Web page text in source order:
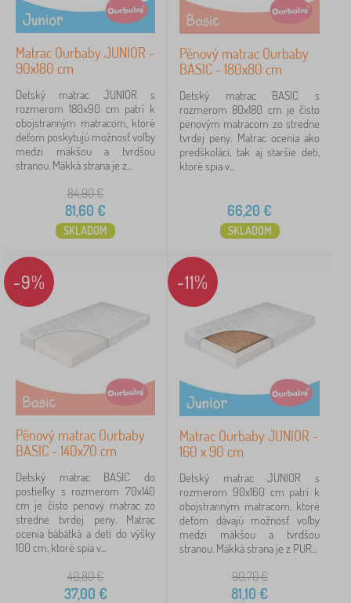
Matrac Ourbaby JUNIOR -
90x180 cm
Detský matrac JUNIOR s
rozmerom 180x90 cm patrí k
obojstranným matracom, ktoré
deťom poskytujú možnosť voľby
medzi mäkšou a tvrdšou
stranou. Mäkká strana je z...
84,90€
81,60 €
SKLADOM
Pěnový matrac Ourbaby
BASIC - 180x80 cm
Detský matrac BASIC s
rozmerom 80x180 cm je čisto
penovým matracom zo stredne
tvrdej peny. Matrac ocenia ako
predškoláci, tak aj staršie deti,
ktoré spia v...
66,20 €
SKLADOM
-9%
Pěnový matrac Ourbaby
BASIC - 140x70 cm
Detský matrac BASIC do
postieľky s rozmerom 70x140
cm je čisto penový matrac zo
stredne tvrdej peny. Matrac
ocenia bábätká a deti do výšky
100 cm, ktoré spia v...
40,80€
37,00 €
-11%
Matrac Ourbaby JUNIOR -
160 x 90 cm
Detský matrac JUNIOR s
rozmerom 90x160 cm patrí k
obojstranným matracom, ktoré
deťom dávajú možnosť voľby
medzi mäkšou a tvrdšou
stranou. Mäkká strana je z PUR...
90,70€
81,10 €